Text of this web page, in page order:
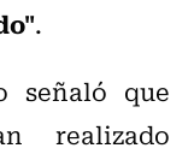
.
señaló que
realizado